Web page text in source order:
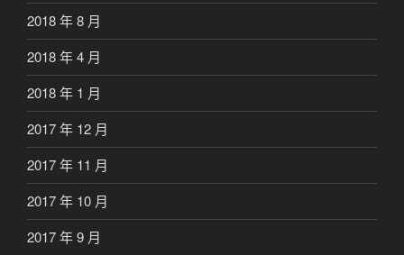
2018 年 8 月
2018 年 4 月
2018 年 1 月
2017 年 12 月
2017 年 11 月
2017 年 10 月
2017 年 9 月